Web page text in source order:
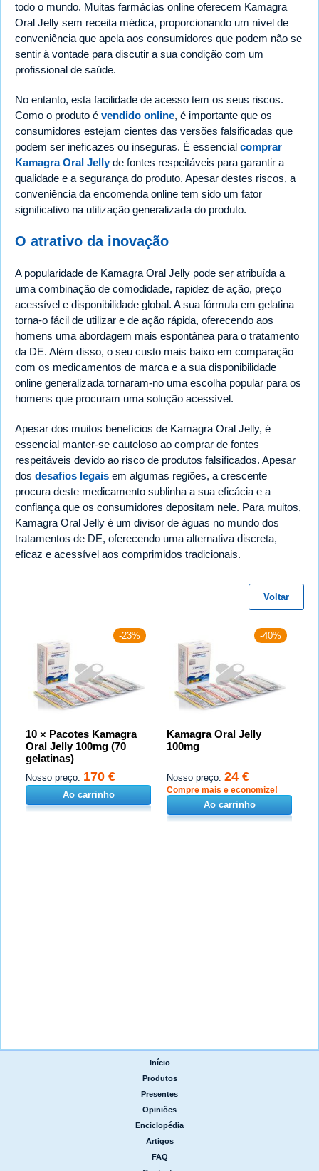
todo o mundo. Muitas farmácias online oferecem Kamagra
Oral Jelly sem receita médica, proporcionando um nível de
conveniência que apela aos consumidores que podem não se
sentir à vontade para discutir a sua condição com um
profissional de saúde.
No entanto, esta facilidade de acesso tem os seus riscos.
Como o produto é vendido online, é importante que os
consumidores estejam cientes das versões falsificadas que
podem ser ineficazes ou inseguras. É essencial comprar
Kamagra Oral Jellyde fontes respeitáveis para garantir a
qualidade e a segurança do produto. Apesar destes riscos, a
conveniência da encomenda online tem sido um fator
significativo na utilização generalizada do produto.
O atrativo da inovação
A popularidade de Kamagra Oral Jelly pode ser atribuída a
uma combinação de comodidade, rapidez de ação, preço
acessível e disponibilidade global. A sua fórmula em gelatina
torna-o fácil de utilizar e de ação rápida, oferecendo aos
homens uma abordagem mais espontânea para o tratamento
da DE. Além disso, o seu custo mais baixo em comparação
com os medicamentos de marca e a sua disponibilidade
online generalizada tornaram-no uma escolha popular para os
homens que procuram uma solução acessível.
Apesar dos muitos benefícios de Kamagra Oral Jelly, é
essencial manter-se cauteloso ao comprar de fontes
respeitáveis devido ao risco de produtos falsificados. Apesar
dos desafios legais em algumas regiões, a crescente
procura deste medicamento sublinha a sua eficácia e a
confiança que os consumidores depositam nele. Para muitos,
Kamagra Oral Jelly é um divisor de águas no mundo dos
tratamentos de DE, oferecendo uma alternativa discreta,
eficaz e acessível aos comprimidos tradicionais.
Voltar
-23%
10 × Pacotes Kamagra
Oral Jelly 100mg (70
gelatinas)
Nosso preço: 170 €
Ao carrinho
-40%
Kamagra Oral Jelly
100mg
Nosso preço: 24 €
Compre mais e economize!
Ao carrinho
Início
Produtos
Presentes
Opiniões
Enciclopédia
Artigos
FAQ